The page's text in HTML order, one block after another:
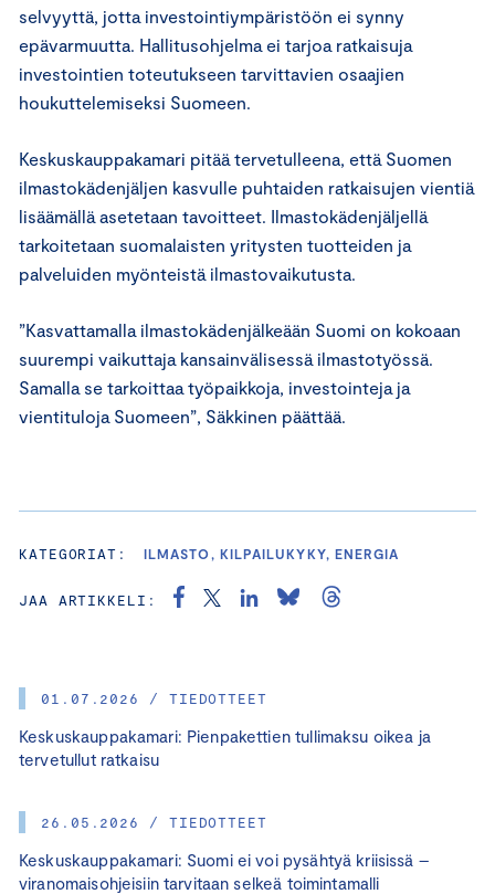
01.07.2026 / TIEDOTTEET
Keskuskauppakamari: Pienpakettien tullimaksu oikea ja
tervetullut ratkaisu
26.05.2026 / TIEDOTTEET
Keskuskauppakamari: Suomi ei voi pysähtyä kriisissä –
viranomaisohjeisiin tarvitaan selkeä toimintamalli
selvyyttä, jotta investointiympäristöön ei synny
epävarmuutta. Hallitusohjelma ei tarjoa ratkaisuja
investointien toteutukseen tarvittavien osaajien
houkuttelemiseksi Suomeen.
Keskuskauppakamari pitää tervetulleena, että Suomen
ilmastokädenjäljen kasvulle puhtaiden ratkaisujen vientiä
lisäämällä asetetaan tavoitteet. Ilmastokädenjäljellä
tarkoitetaan suomalaisten yritysten tuotteiden ja
palveluiden myönteistä ilmastovaikutusta.
”Kasvattamalla ilmastokädenjälkeään Suomi on kokoaan
suurempi vaikuttaja kansainvälisessä ilmastotyössä.
Samalla se tarkoittaa työpaikkoja, investointeja ja
vientituloja Suomeen”, Säkkinen päättää.
KATEGORIAT: ILMASTO, KILPAILUKYKY, ENERGIA
JAA ARTIKKELI: